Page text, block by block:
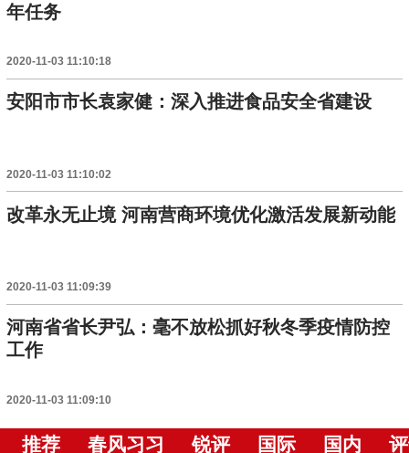
年任务
2020-11-03 11:10:18
安阳市市长袁家健：深入推进食品安全省建设
2020-11-03 11:10:02
改革永无止境 河南营商环境优化激活发展新动能
2020-11-03 11:09:39
河南省省长尹弘：毫不放松抓好秋冬季疫情防控
工作
2020-11-03 11:09:10
推荐 春风习习 锐评 国际 国内